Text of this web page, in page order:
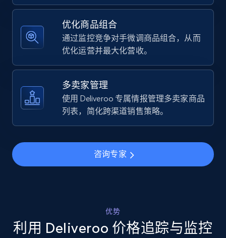
more.
5.6K+ 875+ 立即开始
Walmart - products - Find new products by
using specific category URL
URL, Final price, Sku, Currency, Gtin,
Specifications, Image urls, Top reviews, and
5.6K+ 875+ 立即开始
Walmart - products - Collects products by
specific keywords
优化商品组合
通过监控竞争对手微调商品组合，从而
优化运营并最大化营收。
多卖家管理
使用 Deliveroo 专属情报管理多卖家商品
列表，简化跨渠道销售策略。
咨询专家
优势
利用 Deliveroo 价格追踪与监控